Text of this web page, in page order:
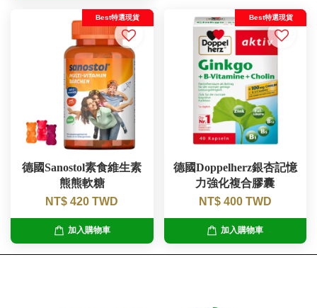
Best特選現貨
德國Sanostol素食維生素
熊熊軟糖
NT$ 420 TWD
加入購物車
Best特選現貨
德國Doppelherz銀杏記憶
力強化複合膠囊
NT$ 400 TWD
加入購物車